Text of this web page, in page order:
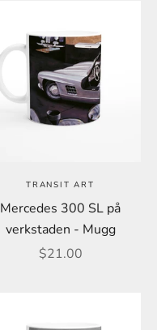
TRANSIT ART
Mercedes 300 SL på
verkstaden - Mugg
REA-pris
$21.00